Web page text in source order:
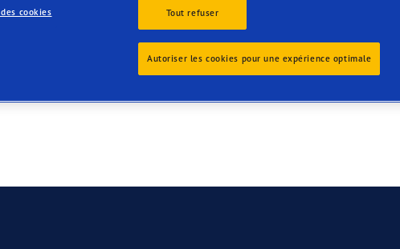
Performance 2
4Seasons GEN-3
cookies Tout refuser
Autoriser les cookies pour une expérience optimale